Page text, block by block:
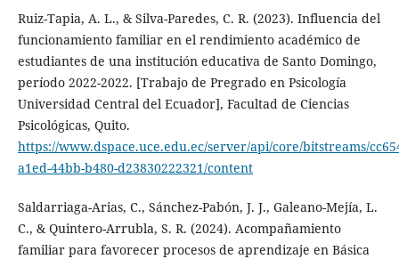
Ruiz-Tapia, A. L., & Silva-Paredes, C. R. (2023). Influencia del
funcionamiento familiar en el rendimiento académico de
estudiantes de una institución educativa de Santo Domingo,
período 2022-2022. [Trabajo de Pregrado en Psicología
Universidad Central del Ecuador], Facultad de Ciencias
Psicológicas, Quito.
https://www.dspace.uce.edu.ec/server/api/core/bitstreams/
a1ed-44bb-b480-d23830222321/content
Saldarriaga-Arias, C., Sánchez-Pabón, J. J., Galeano-Mejía, L.
C., & Quintero-Arrubla, S. R. (2024). Acompañamiento
familiar para favorecer procesos de aprendizaje en Básica